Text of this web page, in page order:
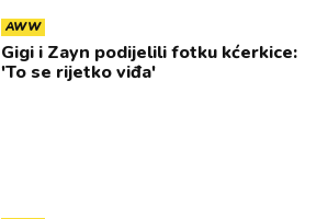
AWW
Gigi i Zayn podijelili fotku kćerkice:
'To se rijetko viđa'